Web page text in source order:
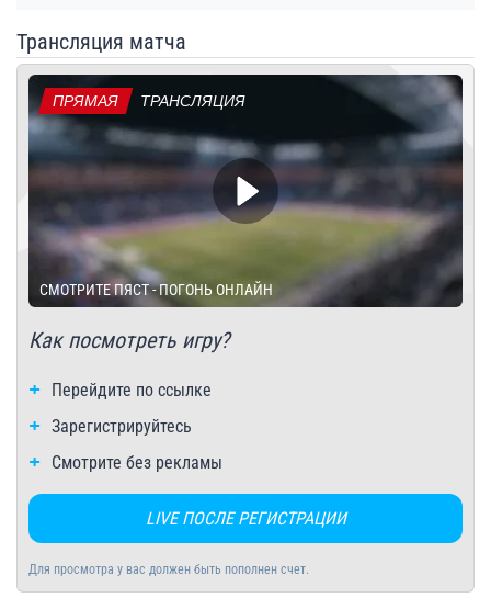
Трансляция матча
ПРЯМАЯ ТРАНСЛЯЦИЯ
СМОТРИТЕ ПЯСТ - ПОГОНЬ ОНЛАЙН
Как посмотреть игру?
Перейдите по ссылке
Зарегистрируйтесь
Смотрите без рекламы
LIVE ПОСЛЕ РЕГИСТРАЦИИ
Для просмотра у вас должен быть пополнен счет.